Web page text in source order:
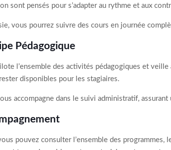
sont pensés pour s’adapter au rythme et aux
vous pourrez suivre des cours en journée
Pédagogique
l’ensemble des activités pédagogiques et
disponibles pour les stagiaires.
accompagne dans le suivi administratif,
pouvez consulter l’ensemble des